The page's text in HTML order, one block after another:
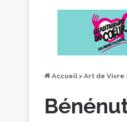
Accueil > Art de Vivre